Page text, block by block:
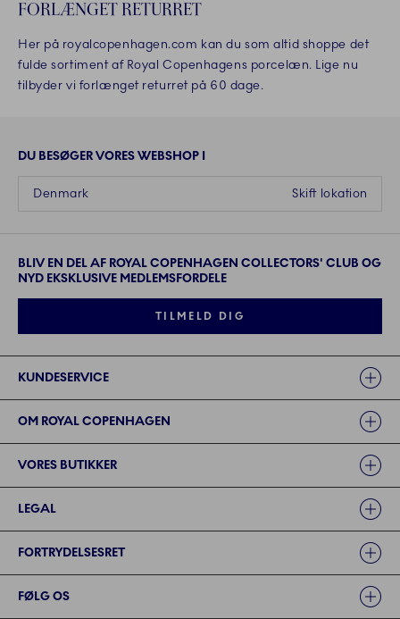
FORLÆNGET RETURRET
Her på royalcopenhagen.com kan du som altid shoppe det
fulde sortiment af Royal Copenhagens porcelæn. Lige nu
tilbyder vi forlænget returret på 60 dage.
DU BESØGER VORES WEBSHOP I
Skift lokation
Denmark
BLIV EN DEL AF ROYAL COPENHAGEN COLLECTORS' CLUB OG
NYD EKSKLUSIVE MEDLEMSFORDELE
TILMELD DIG
KUNDESERVICE
OM ROYAL COPENHAGEN
VORES BUTIKKER
LEGAL
FORTRYDELSESRET
FØLG OS